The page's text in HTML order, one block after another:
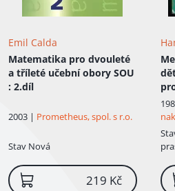
Emil Calda
Matematika pro dvouleté
a tříleté učební obory SOU
: 2.díl
2003 | Prometheus, spol. s r.o.
Stav Nová
219 Kč